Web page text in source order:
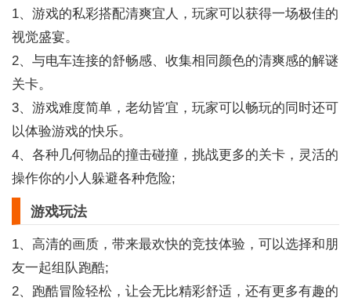
1、游戏的私彩搭配清爽宜人，玩家可以获得一场极佳的
视觉盛宴。
2、与电车连接的舒畅感、收集相同颜色的清爽感的解谜
关卡。
3、游戏难度简单，老幼皆宜，玩家可以畅玩的同时还可
以体验游戏的快乐。
4、各种几何物品的撞击碰撞，挑战更多的关卡，灵活的
操作你的小人躲避各种危险;
游戏玩法
1、高清的画质，带来最欢快的竞技体验，可以选择和朋
友一起组队跑酷;
2、跑酷冒险轻松，让会无比精彩舒适，还有更多有趣的